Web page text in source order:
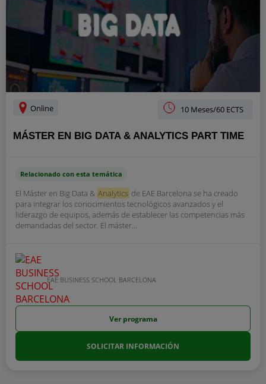
Online 10 Meses/60 ECTS
MÁSTER EN BIG DATA & ANALYTICS PART TIME
Relacionado con esta temática
El Máster en Big Data & Analytics de EAE Barcelona se ha creado
para integrar los conocimientos tecnológicos avanzados y el
liderazgo de equipos, además de establecer las competencias más
demandadas del sector. El máster...
EAE BUSINESS SCHOOL BARCELONA
Ver programa
SOLICITAR INFORMACIÓN